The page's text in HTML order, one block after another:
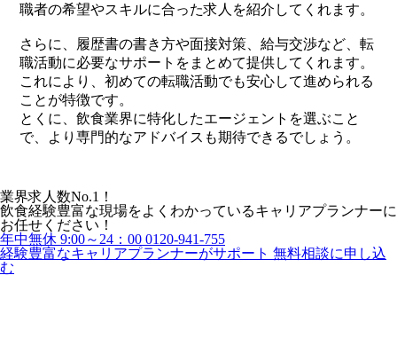
職者の希望やスキルに合った求人を紹介してくれます。
さらに、履歴書の書き方や面接対策、給与交渉など、転
職活動に必要なサポートをまとめて提供してくれます。
これにより、初めての転職活動でも安心して進められる
ことが特徴です。
とくに、飲食業界に特化したエージェントを選ぶこと
で、より専門的なアドバイスも期待できるでしょう。
業界求人数No.1！
飲食経験豊富な現場をよくわかっているキャリアプランナーに
お任せください！
年中無休 9:00～24：00 0120-941-755
経験豊富なキャリアプランナーがサポート 無料相談に申し込
む